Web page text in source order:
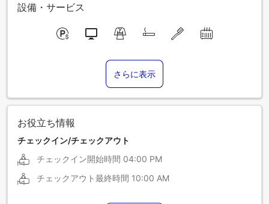
設備・サービス
さらに表示
お役立ち情報
チェックイン/チェックアウト
チェックイン開始時間 04:00 PM
チェックアウト最終時間 10:00 AM